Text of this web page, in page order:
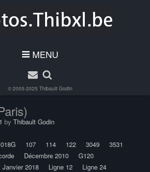
MENU
© 2005-2025 Thibault Godin
by Thibault Godin
018G 107 114 122 3049
3531
Décembre 2010
G120
Janvier 2018 Ligne 12
Ligne 24